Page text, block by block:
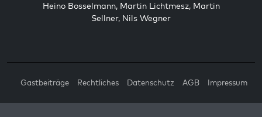
Heino Bosselmann, Martin Lichtmesz, Martin
Sellner, Nils Wegner
Gastbeiträge Rechtliches Datenschutz AGB Impressum